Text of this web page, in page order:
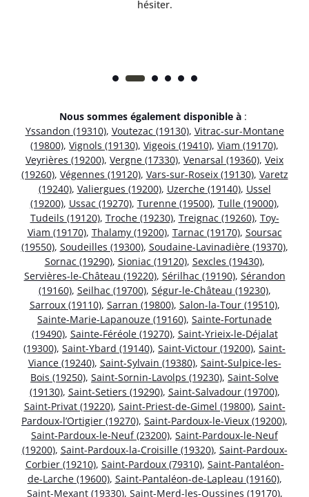
hésiter.
Nous sommes également disponible à :
Yssandon (19310), Voutezac (19130), Vitrac-sur-Montane
(19800), Vignols (19130), Vigeois (19410), Viam (19170),
Veyrières (19200), Vergne (17330), Venarsal (19360), Veix
(19260), Végennes (19120), Vars-sur-Roseix (19130), Varetz
(19240), Valiergues (19200), Uzerche (19140), Ussel
(19200), Ussac (19270), Turenne (19500), Tulle (19000),
Tudeils (19120), Troche (19230), Treignac (19260), Toy-
Viam (19170), Thalamy (19200), Tarnac (19170), Soursac
(19550), Soudeilles (19300), Soudaine-Lavinadière (19370),
Sornac (19290), Sioniac (19120), Sexcles (19430),
Servières-le-Château (19220), Sérilhac (19190), Sérandon
(19160), Seilhac (19700), Ségur-le-Château (19230),
Sarroux (19110), Sarran (19800), Salon-la-Tour (19510),
Sainte-Marie-Lapanouze (19160), Sainte-Fortunade
(19490), Sainte-Féréole (19270), Saint-Yrieix-le-Déjalat
(19300), Saint-Ybard (19140), Saint-Victour (19200), Saint-
Viance (19240), Saint-Sylvain (19380), Saint-Sulpice-les-
Bois (19250), Saint-Sornin-Lavolps (19230), Saint-Solve
(19130), Saint-Setiers (19290), Saint-Salvadour (19700),
Saint-Privat (19220), Saint-Priest-de-Gimel (19800), Saint-
Pardoux-l’Ortigier (19270), Saint-Pardoux-le-Vieux (19200),
Saint-Pardoux-le-Neuf (23200), Saint-Pardoux-le-Neuf
(19200), Saint-Pardoux-la-Croisille (19320), Saint-Pardoux-
Corbier (19210), Saint-Pardoux (79310), Saint-Pantaléon-
de-Larche (19600), Saint-Pantaléon-de-Lapleau (19160),
Saint-Mexant (19330), Saint-Merd-les-Oussines (19170),